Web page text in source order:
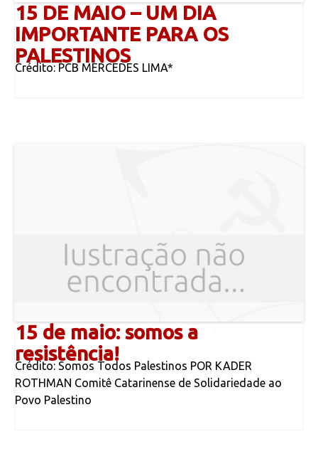
15 DE MAIO – UM DIA
IMPORTANTE PARA OS
PALESTINOS
Crédito: PCB MERCEDES LIMA*
15 de maio: somos a
resistência!
Crédito: Somos Todos Palestinos POR KADER
ROTHMAN Comitê Catarinense de Solidariedade ao
Povo Palestino